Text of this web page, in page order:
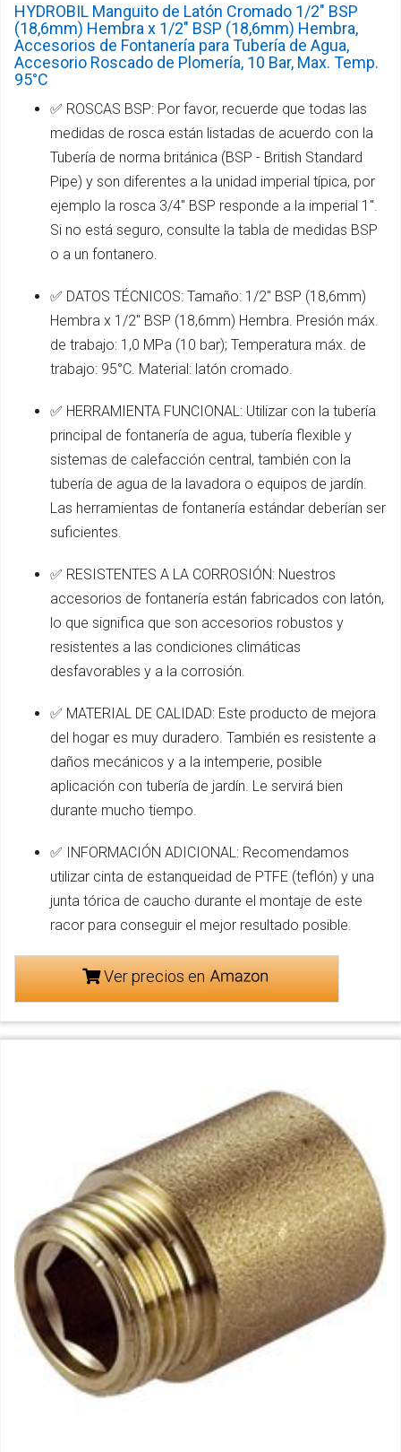
HYDROBIL Manguito de Latón Cromado 1/2" BSP
(18,6mm) Hembra x 1/2" BSP (18,6mm) Hembra,
Accesorios de Fontanería para Tubería de Agua,
Accesorio Roscado de Plomería, 10 Bar, Max. Temp.
95°C
✅ ROSCAS BSP: Por favor, recuerde que todas las
medidas de rosca están listadas de acuerdo con la
Tubería de norma británica (BSP - British Standard
Pipe) y son diferentes a la unidad imperial típica, por
ejemplo la rosca 3/4" BSP responde a la imperial 1".
Si no está seguro, consulte la tabla de medidas BSP
o a un fontanero.
✅ DATOS TÉCNICOS: Tamaño: 1/2" BSP (18,6mm)
Hembra x 1/2" BSP (18,6mm) Hembra. Presión máx.
de trabajo: 1,0 MPa (10 bar); Temperatura máx. de
trabajo: 95°C. Material: latón cromado.
✅ HERRAMIENTA FUNCIONAL: Utilizar con la tubería
principal de fontanería de agua, tubería flexible y
sistemas de calefacción central, también con la
tubería de agua de la lavadora o equipos de jardín.
Las herramientas de fontanería estándar deberían ser
suficientes.
✅ RESISTENTES A LA CORROSIÓN: Nuestros
accesorios de fontanería están fabricados con latón,
lo que significa que son accesorios robustos y
resistentes a las condiciones climáticas
desfavorables y a la corrosión.
✅ MATERIAL DE CALIDAD: Este producto de mejora
del hogar es muy duradero. También es resistente a
daños mecánicos y a la intemperie, posible
aplicación con tubería de jardín. Le servirá bien
durante mucho tiempo.
✅ INFORMACIÓN ADICIONAL: Recomendamos
utilizar cinta de estanqueidad de PTFE (teflón) y una
junta tórica de caucho durante el montaje de este
racor para conseguir el mejor resultado posible.
Ver precios en